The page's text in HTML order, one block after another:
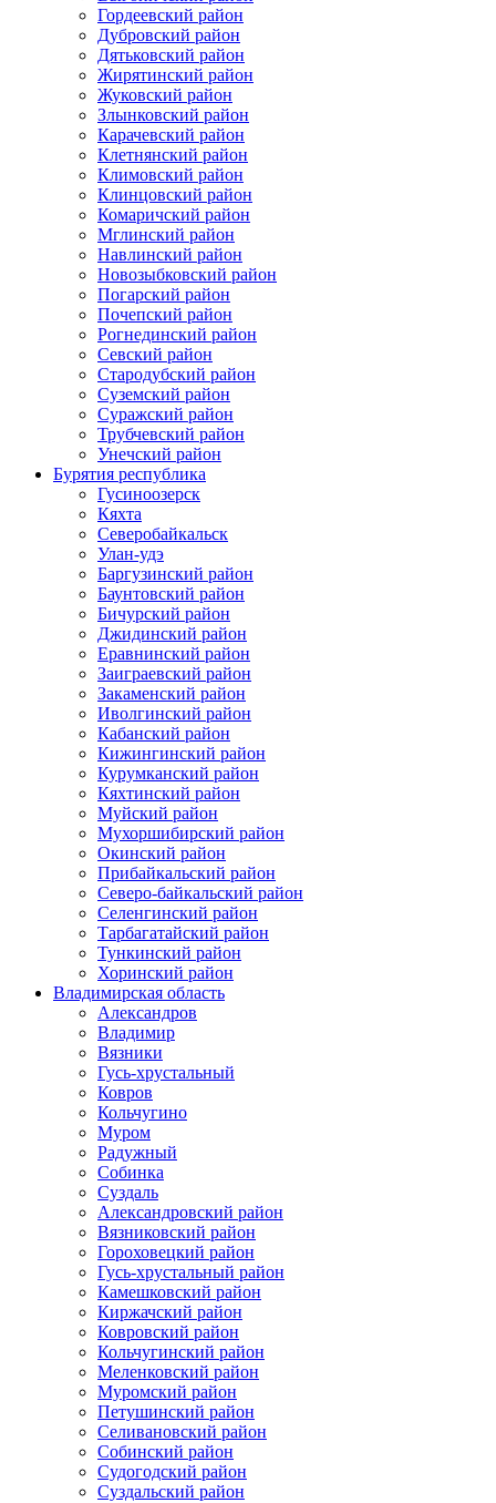
Гордеевский район
Дубровский район
Дятьковский район
Жирятинский район
Жуковский район
Злынковский район
Карачевский район
Клетнянский район
Климовский район
Клинцовский район
Комаричский район
Мглинский район
Навлинский район
Новозыбковский район
Погарский район
Почепский район
Рогнединский район
Севский район
Стародубский район
Суземский район
Суражский район
Трубчевский район
Унечский район
Бурятия республика
Гусиноозерск
Кяхта
Северобайкальск
Улан-удэ
Баргузинский район
Баунтовский район
Бичурский район
Джидинский район
Еравнинский район
Заиграевский район
Закаменский район
Иволгинский район
Кабанский район
Кижингинский район
Курумканский район
Кяхтинский район
Муйский район
Мухоршибирский район
Окинский район
Прибайкальский район
Северо-байкальский район
Селенгинский район
Тарбагатайский район
Тункинский район
Хоринский район
Владимирская область
Александров
Владимир
Вязники
Гусь-хрустальный
Ковров
Кольчугино
Муром
Радужный
Собинка
Суздаль
Александровский район
Вязниковский район
Гороховецкий район
Гусь-хрустальный район
Камешковский район
Киржачский район
Ковровский район
Кольчугинский район
Меленковский район
Муромский район
Петушинский район
Селивановский район
Собинский район
Судогодский район
Суздальский район